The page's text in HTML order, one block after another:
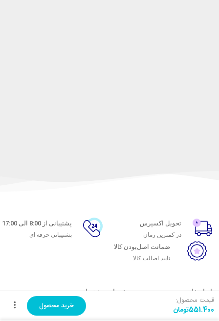
قیمت محصول:
تومان551.400 خرید محصول
تحویل اکسپرس
در کمترین زمان
پشتیبانی از 8:00 الی 17:00
پشتیبانی حرفه ای
ضمانت اصل‌بودن کالا
تایید اصالت کالا
با ماه خانوم
اتاق خبر ماه خانوم
خدمات مشتریان
پاسخ به پرسش‌های متداول